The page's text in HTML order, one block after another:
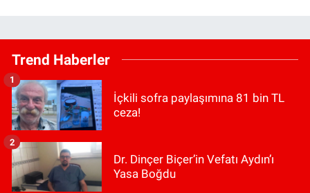
Trend Haberler
İçkili sofra paylaşımına 81 bin TL
ceza!
1
Dr. Dinçer Biçer’in Vefatı Aydın’ı
Yasa Boğdu
2